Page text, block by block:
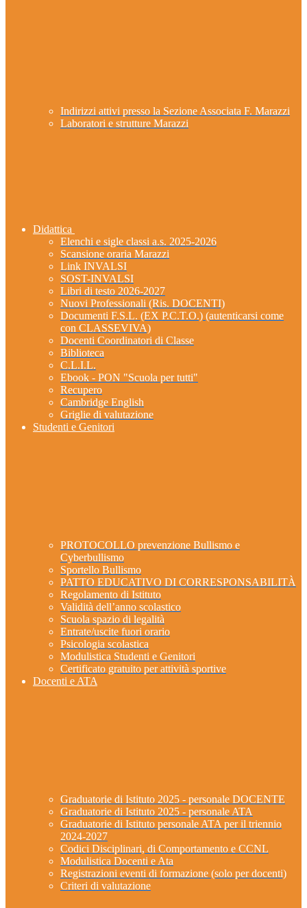
Indirizzi attivi presso la Sezione Associata F. Marazzi
Laboratori e strutture Marazzi
Didattica
Elenchi e sigle classi a.s. 2025-2026
Scansione oraria Marazzi
Link INVALSI
SOST-INVALSI
Libri di testo 2026-2027
Nuovi Professionali (Ris. DOCENTI)
Documenti F.S.L. (EX P.C.T.O.) (autenticarsi come
con CLASSEVIVA)
Docenti Coordinatori di Classe
Biblioteca
C.L.I.L.
Ebook - PON "Scuola per tutti"
Recupero
Cambridge English
Griglie di valutazione
Studenti e Genitori
PROTOCOLLO prevenzione Bullismo e
Cyberbullismo
Sportello Bullismo
PATTO EDUCATIVO DI CORRESPONSABILITÀ
Regolamento di Istituto
Validità dell’anno scolastico
Scuola spazio di legalità
Entrate/uscite fuori orario
Psicologia scolastica
Modulistica Studenti e Genitori
Certificato gratuito per attività sportive
Docenti e ATA
Graduatorie di Istituto 2025 - personale DOCENTE
Graduatorie di Istituto 2025 - personale ATA
Graduatorie di Istituto personale ATA per il triennio
2024-2027
Codici Disciplinari, di Comportamento e CCNL
Modulistica Docenti e Ata
Registrazioni eventi di formazione (solo per docenti)
Criteri di valutazione